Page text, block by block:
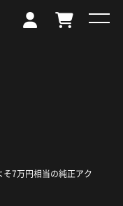
そ7万円相当の純正アク